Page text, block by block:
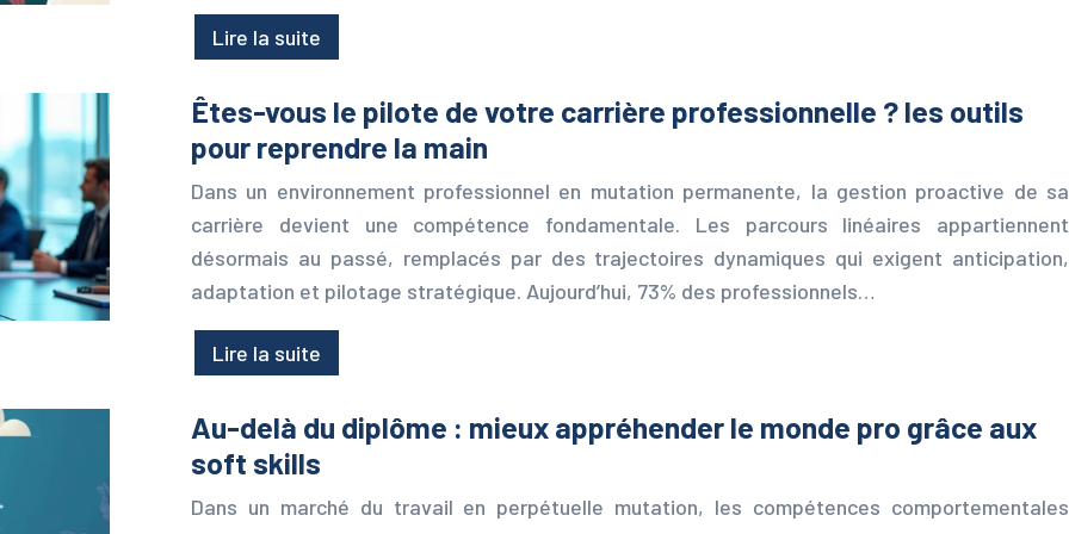
Lire la suite
Êtes-vous le pilote de votre carrière professionnelle ? les outils
pour reprendre la main
Dans un environnement professionnel en mutation permanente, la gestion proactive de sa
carrière devient une compétence fondamentale. Les parcours linéaires appartiennent
désormais au passé, remplacés par des trajectoires dynamiques qui exigent anticipation,
adaptation et pilotage stratégique. Aujourd’hui, 73% des professionnels…
Lire la suite
Au-delà du diplôme : mieux appréhender le monde pro grâce aux
soft skills
Dans un marché du travail en perpétuelle mutation, les compétences comportementales